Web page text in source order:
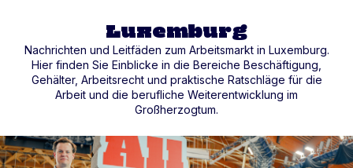
Luxemburg
Nachrichten und Leitfäden zum Arbeitsmarkt in Luxemburg.
Hier finden Sie Einblicke in die Bereiche Beschäftigung,
Gehälter, Arbeitsrecht und praktische Ratschläge für die
Arbeit und die berufliche Weiterentwicklung im
Großherzogtum.